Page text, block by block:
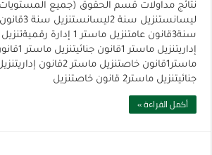
ليسانستنزيل
إداريتنزيل
جنائيتنزيل ماستر2 قانون خاصتنزيل
أكمل القراءة »